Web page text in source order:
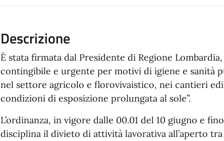
Descrizione
È stata firmata dal Presidente di Regione
contingibile e urgente per motivi di igiene e sanità
nel settore agricolo e florovivaistico, nei cantieri
condizioni di esposizione prolungata al sole”.
L’ordinanza, in vigore dalle 00.01 del 10 giugno e
disciplina il divieto di attività lavorativa all’aperto tra